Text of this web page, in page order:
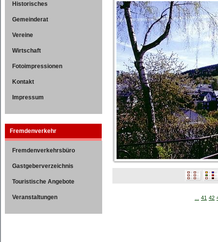
41 42
Historisches
Gemeinderat
Vereine
Wirtschaft
Fotoimpressionen
Kontakt
Impressum
Fremdenverkehr
Fremdenverkehrsbüro
Gastgeberverzeichnis
Touristische Angebote
Veranstaltungen